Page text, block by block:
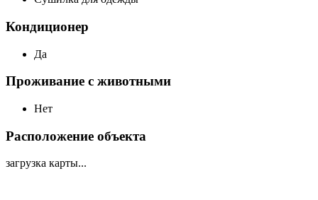
Кондиционер
Да
Проживание с животными
Нет
Расположение объекта
загрузка карты...